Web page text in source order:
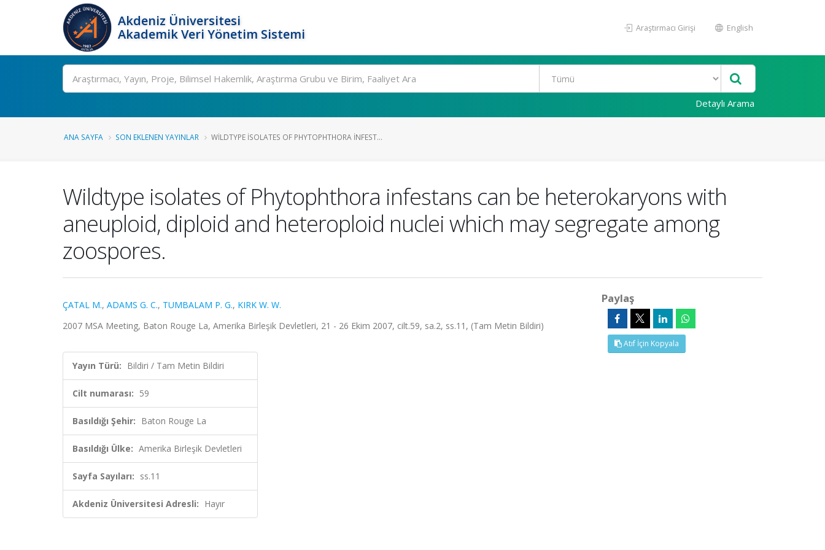
Akdeniz Üniversitesi
Akademik Veri Yönetim Sistemi
Araştırmacı Girişi English
Ara
Detaylı Arama
ANA SAYFA SON EKLENEN YAYINLAR WILDTYPE ISOLATES OF PHYTOPHTHORA INFEST...
Wildtype isolates of Phytophthora infestans can be heterokaryons with
aneuploid, diploid and heteroploid nuclei which may segregate among
zoospores.
ÇATAL M., ADAMS G. C., TUMBALAM P. G., KIRK W. W.
2007 MSA Meeting, Baton Rouge La, Amerika Birleşik Devletleri, 21 - 26 Ekim 2007, cilt.59, sa.2, ss.11, (Tam Metin Bildiri)
Yayın Türü: Bildiri / Tam Metin Bildiri
Cilt numarası: 59
Basıldığı Şehir: Baton Rouge La
Basıldığı Ülke: Amerika Birleşik Devletleri
Sayfa Sayıları: ss.11
Akdeniz Üniversitesi Adresli: Hayır
Paylaş
Atıf İçin Kopyala